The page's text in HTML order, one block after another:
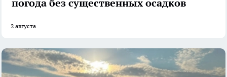
погода без существенных осадков
2 августа